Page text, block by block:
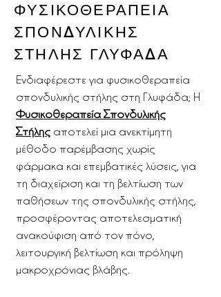
ΦΥΣΙΚΟΘΕΡΑΠΕΙΑ
ΣΠΟΝΔΥΛΙΚΗΣ
ΣΤΗΛΗΣ ΓΛΥΦΑΔΑ
Ενδιαφέρεστε για φυσικοθεραπεία
σπονδυλικής στήλης στη Γλυφάδα; Η
Φυσικοθεραπεία Σπονδυλικής
Στήλης αποτελεί μια ανεκτίμητη
μέθοδο παρέμβασης χωρίς
φάρμακα και επεμβατικές λύσεις, για
τη διαχείριση και τη βελτίωση των
παθήσεων της σπονδυλικής στήλης,
προσφέροντας αποτελεσματική
ανακούφιση από τον πόνο,
λειτουργική βελτίωση και πρόληψη
μακροχρόνιας βλάβης.